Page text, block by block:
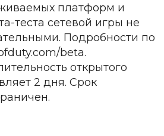
платформ и
теста сетевой игры не
Подробности по
beta.
открытого
2 дня. Срок